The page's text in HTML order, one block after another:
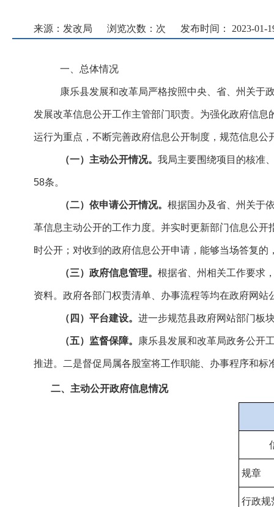
来源：发改局 浏览次数： 次 发布时间： 2023-01-
一、总体情况
康乐县发展和改革局严格按照中央、省、州关于
发展改革信息公开工作主管部门职责。为强化政府信
运行为重点，不断完善政府信息公开制度，规范信息
（一）主动公开情况。 我局主要围绕项目的核准
58条。
（二）依申请公开情况。 根据国办及省、州关于
革信息主动公开的工作力度。并实时更新部门信息公
时公开；对收到的政府信息公开申请，能够当场答复
（三）政府信息管理。 根据省、州相关工作要求
资料。政府各部门权责清单、办事流程等均在政府网站
（四）平台建设。 进一步规范县政府网站部门板
（五）监督保障。 康乐县发展和改革局政务公开
推进。二是督促局属各股室将工作职能、办事程序和
二、主动公开政府信息情况
规章
行政规